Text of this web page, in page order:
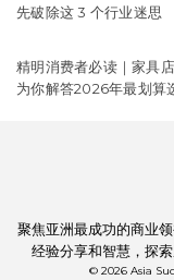
先破除这 3 个行业迷思
精明消费者必读｜家具
为你解答2026年最划算
聚焦亚洲最成功的商业
经验分享和智慧，探
© 2026 Asia